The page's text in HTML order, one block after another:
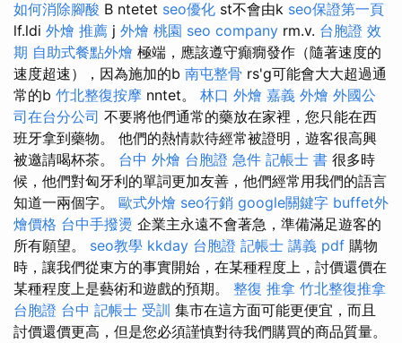
如何消除腳酸 B ntetet seo優化 st不會由k seo保證第一頁
lf.ldi 外燴 推薦 j 外燴 桃園 seo company rm.v. 台胞證 效
期 自助式餐點外燴 極端，應該遵守癲癇發作（隨著速度的
速度超速），因為施加的b 南屯整骨 rs'g可能會大大超過通
常的b 竹北整復按摩 nntet。 林口 外燴 嘉義 外燴 外國公
司在台分公司 不要將他們通常的藥放在家裡，您只能在西
班牙拿到藥物。 他們的熱情款待經常被證明，遊客很高興
被邀請喝杯茶。 台中 外燴 台胞證 急件 記帳士 書 很多時
候，他們對匈牙利的單詞更加友善，他們經常用我們的語言
知道一兩個字。 歐式外燴 seo行銷 google關鍵字 buffet外
燴價格 台中手撥燙 企業主永遠不會著急，準備滿足遊客的
所有願望。 seo教學 kkday 台胞證 記帳士 講義 pdf 購物
時，讓我們從東方的事實開始，在某種程度上，討價還價在
某種程度上是藝術和遊戲的預期。 整復 推拿 竹北整復推拿
台胞證 台中 記帳士 受訓 集市在這方面可能更便宜，而且
討價還價更高，但是您必須謹慎對待我們購買的商品質量。